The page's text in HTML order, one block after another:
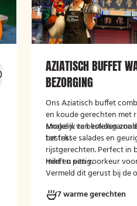
AZIATISCH BUFFET
BEZORGING
Ons Aziatisch buffet
en koude gerechten met
smaken: van
tot frisse salades en
rijstgerechten. Perfect in
mild en pittig.
Mogelijk te bestellen
bestek!
Heeft u een voorkeur
Vermeld dit gerust bij de
7 warme gerechten